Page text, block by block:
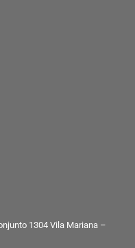
1304 Vila Mariana –